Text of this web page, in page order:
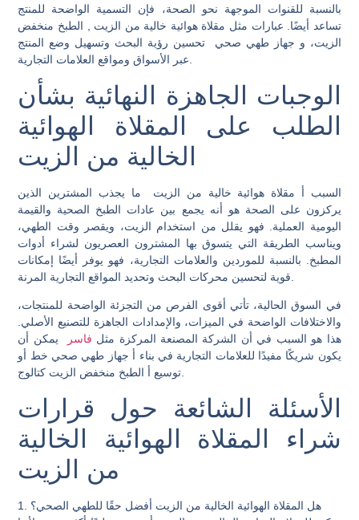
بالنسبة للقنوات الموجهة نحو الصحة، فإن التسمية الواضحة للمنتج
تساعد أيضًا. عبارات مثل مقلاة هوائية خالية من الزيت , الطبخ منخفض
الزيت، و جهاز طهي صحي
تحسين رؤية البحث وتسهيل وضع المنتج
عبر الأسواق ومواقع العلامات التجارية.
الوجبات الجاهزة النهائية بشأن
الطلب على المقلاة الهوائية
الخالية من الزيت
السبب أ مقلاة هوائية خالية من الزيت
ما يجذب المشترين الذين
يركزون على الصحة هو أنه يجمع بين عادات الطبخ الصحية والقيمة
اليومية العملية. فهو يقلل من استخدام الزيت، ويقصر وقت الطهي،
ويناسب الطريقة التي يتسوق بها المشترون العصريون لشراء أدوات
المطبخ. بالنسبة للموردين والعلامات التجارية، فهو يوفر أيضًا إمكانات
في السوق الحالية، تأتي أقوى الفرص من التجزئة الواضحة للمنتجات،
والاختلافات الواضحة في الميزات، والإمدادات الجاهزة للتصنيع الأصلي.
هذا هو السبب في أن الشركة المصنعة المركزة مثل فاسر
يمكن أن
يكون شريكًا مفيدًا للعلامات التجارية في بناء أ جهاز طهي صحي خط أو
توسيع أ الطبخ منخفض الزيت كتالوج.
الأسئلة الشائعة حول قرارات
شراء المقلاة الهوائية الخالية
من الزيت